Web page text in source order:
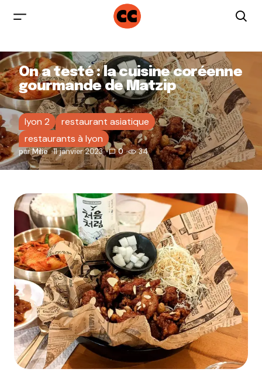
On a testé : la cuisine coréenne
gourmande de Matzip
lyon 2
restaurant asiatique
restaurants à lyon
parMilie 11 janvier 2023 0 34